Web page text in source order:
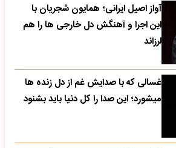
آواز اصیل ایرانی؛ همایون شجریان با
این اجرا و آهنگش دل خارجی ها را هم
لرزاند
غسالی که با صدایش غم از دل زنده ها
میشورد؛ این صدا را کل دنیا باید بشنود